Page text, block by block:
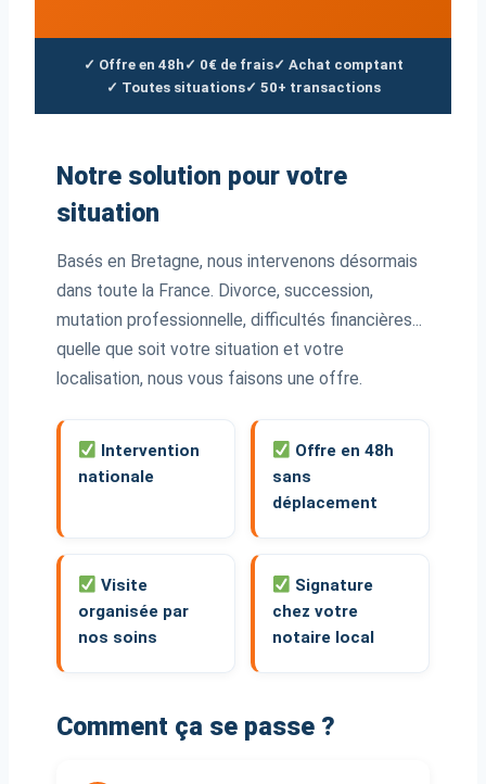
✓ Offre en 48h ✓ 0€ de frais✓ Achat comptant
✓ Toutes situations✓ 50+ transactions
Notre solution pour votre
situation
Basés en Bretagne, nous intervenons désormais
dans toute la France. Divorce, succession,
mutation professionnelle, difficultés financières...
quelle que soit votre situation et votre
localisation, nous vous faisons une offre.
Intervention
nationale
Offre en 48h
sans
déplacement
Visite
organisée par
nos soins
Signature
chez votre
notaire local
Comment ça se passe ?